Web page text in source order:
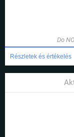
Do
Részletek és értékelés